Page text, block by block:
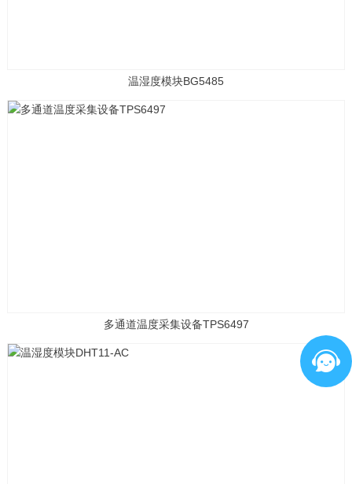
温湿度模块BG5485
多通道温度采集设备TPS6497